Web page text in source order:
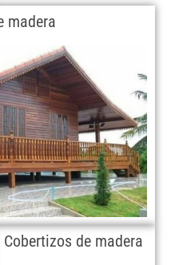
madera
Cobertizos de madera